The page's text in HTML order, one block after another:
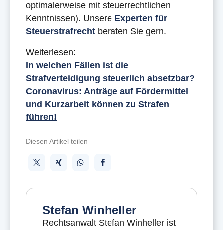
optimalerweise mit steuerrechtlichen
Kenntnissen). Unsere Experten für
Steuerstrafrecht beraten Sie gern.
Weiterlesen:
In welchen Fällen ist die
Strafverteidigung steuerlich absetzbar?
Coronavirus: Anträge auf Fördermittel
und Kurzarbeit können zu Strafen
führen!
Diesen Artikel teilen
Stefan Winheller
Rechtsanwalt Stefan Winheller ist